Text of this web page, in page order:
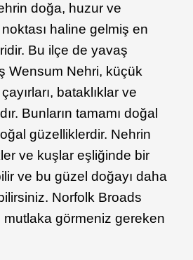
doğa, huzur ve
haline gelmiş en
Bu ilçe de yavaş
Wensum Nehri, küçük
bataklıklar ve
Bunların tamamı doğal
güzelliklerdir. Nehrin
ve kuşlar eşliğinde bir
ve bu güzel doğayı daha
Norfolk Broads
mutlaka görmeniz gereken